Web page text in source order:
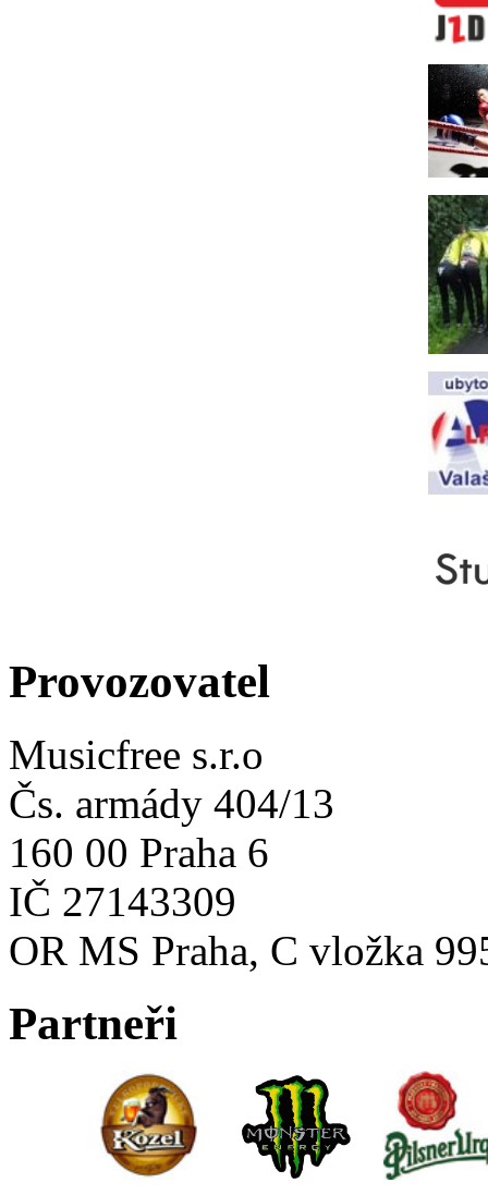
Provozovatel
Musicfree s.r.o
Čs. armády 404/13
160 00 Praha 6
IČ 27143309
OR MS Praha, C vložka
Partneři